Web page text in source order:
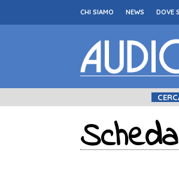
CHI SIAMO NEWS DOVE